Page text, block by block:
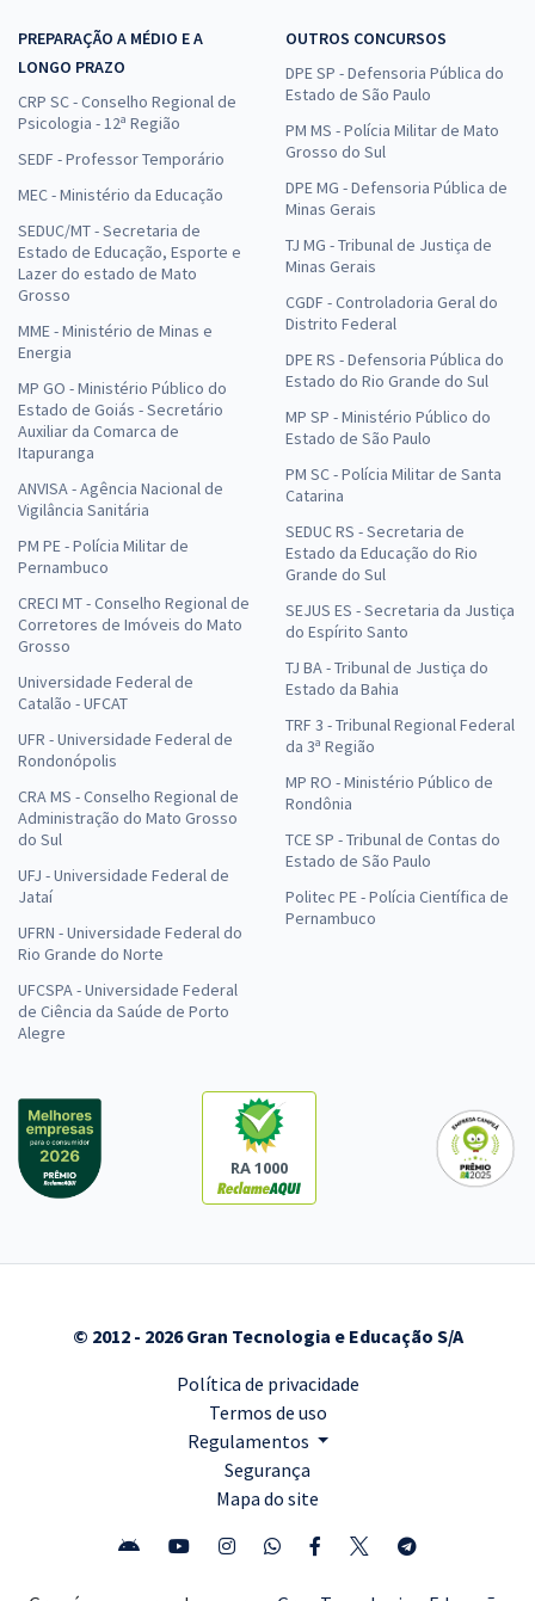
PREPARAÇÃO A MÉDIO E A
LONGO PRAZO
CRP SC - Conselho Regional de
Psicologia - 12ª Região
SEDF - Professor Temporário
MEC - Ministério da Educação
SEDUC/MT - Secretaria de
Estado de Educação, Esporte e
Lazer do estado de Mato
Grosso
MME - Ministério de Minas e
Energia
MP GO - Ministério Público do
Estado de Goiás - Secretário
Auxiliar da Comarca de
Itapuranga
ANVISA - Agência Nacional de
Vigilância Sanitária
PM PE - Polícia Militar de
Pernambuco
CRECI MT - Conselho Regional de
Corretores de Imóveis do Mato
Grosso
Universidade Federal de
Catalão - UFCAT
UFR - Universidade Federal de
Rondonópolis
CRA MS - Conselho Regional de
Administração do Mato Grosso
do Sul
UFJ - Universidade Federal de
Jataí
UFRN - Universidade Federal do
Rio Grande do Norte
UFCSPA - Universidade Federal
de Ciência da Saúde de Porto
Alegre
OUTROS CONCURSOS
DPE SP - Defensoria Pública do
Estado de São Paulo
PM MS - Polícia Militar de Mato
Grosso do Sul
DPE MG - Defensoria Pública de
Minas Gerais
TJ MG - Tribunal de Justiça de
Minas Gerais
CGDF - Controladoria Geral do
Distrito Federal
DPE RS - Defensoria Pública do
Estado do Rio Grande do Sul
MP SP - Ministério Público do
Estado de São Paulo
PM SC - Polícia Militar de Santa
Catarina
SEDUC RS - Secretaria de
Estado da Educação do Rio
Grande do Sul
SEJUS ES - Secretaria da Justiça
do Espírito Santo
TJ BA - Tribunal de Justiça do
Estado da Bahia
TRF 3 - Tribunal Regional Federal
da 3ª Região
MP RO - Ministério Público de
Rondônia
TCE SP - Tribunal de Contas do
Estado de São Paulo
Politec PE - Polícia Científica de
Pernambuco
RA 1000
© 2012 - 2026 Gran Tecnologia e Educação S/A
Política de privacidade
Termos de uso
Regulamentos
Segurança
Mapa do site